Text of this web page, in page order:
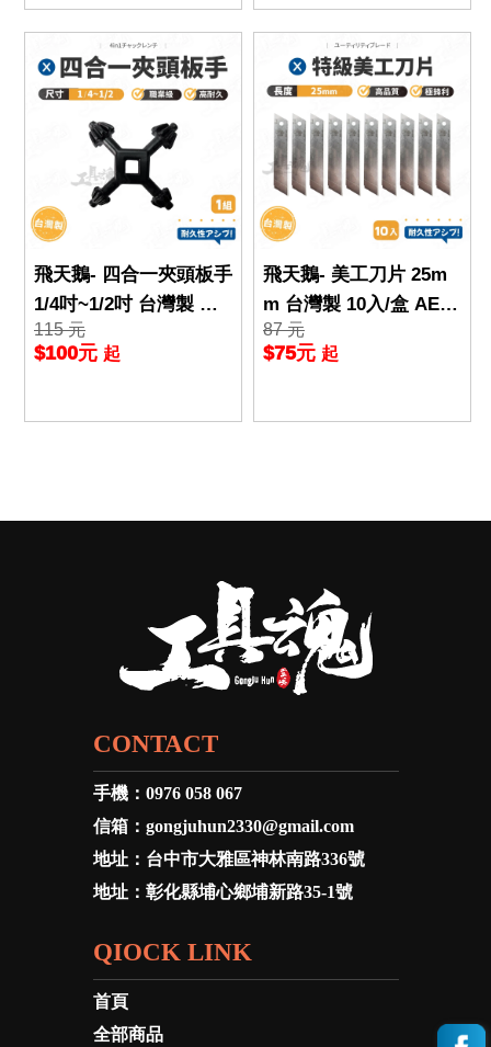
飛天鵝- 四合一夾頭板手
1/4吋~1/2吋 台灣製 手
電鑽鑰匙扳手 鑽頭夾頭
夾鎖 手槍鑽扳手 RW
115 元
$100元 起
飛天鵝- 美工刀片 25m
m 台灣製 10入/盒 AE2
Q-25 極銳利 美工刀片
切割厚材 替刃
87 元
$75元 起
CONTACT
手機： 0976 058 067
信箱： gongjuhun2330@gmail.com
地址： 台中市大雅區神林南路336號
地址： 彰化縣埔心鄉埔新路35-1號
QIOCK LINK
首頁
全部商品